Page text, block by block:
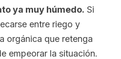
ya muy húmedo. Si
entre riego y
orgánica que retenga
empeorar la situación.